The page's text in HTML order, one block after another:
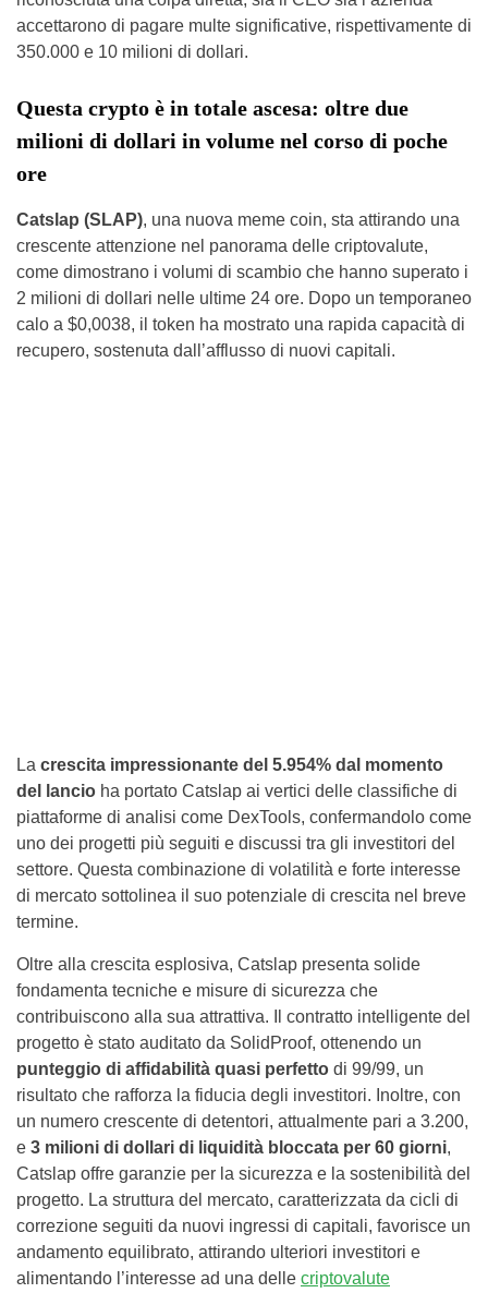
accettarono di pagare multe significative, rispettivamente di
350.000 e 10 milioni di dollari.
Questa crypto è in totale ascesa: oltre due
milioni di dollari in volume nel corso di poche
ore
Catslap (SLAP), una nuova meme coin, sta attirando una
crescente attenzione nel panorama delle criptovalute,
come dimostrano i volumi di scambio che hanno superato i
2 milioni di dollari nelle ultime 24 ore. Dopo un temporaneo
calo a $0,0038, il token ha mostrato una rapida capacità di
recupero, sostenuta dall’afflusso di nuovi capitali.
La crescita impressionante del 5.954% dal momento
del lancio ha portato Catslap ai vertici delle classifiche di
piattaforme di analisi come DexTools, confermandolo come
uno dei progetti più seguiti e discussi tra gli investitori del
settore. Questa combinazione di volatilità e forte interesse
di mercato sottolinea il suo potenziale di crescita nel breve
termine.
Oltre alla crescita esplosiva, Catslap presenta solide
fondamenta tecniche e misure di sicurezza che
contribuiscono alla sua attrattiva. Il contratto intelligente del
progetto è stato auditato da SolidProof, ottenendo un
punteggio di affidabilità quasi perfetto di 99/99, un
risultato che rafforza la fiducia degli investitori. Inoltre, con
un numero crescente di detentori, attualmente pari a 3.200,
e 3 milioni di dollari di liquidità bloccata per 60 giorni,
Catslap offre garanzie per la sicurezza e la sostenibilità del
progetto. La struttura del mercato, caratterizzata da cicli di
correzione seguiti da nuovi ingressi di capitali, favorisce un
andamento equilibrato, attirando ulteriori investitori e
alimentando l’interesse ad una delle criptovalute